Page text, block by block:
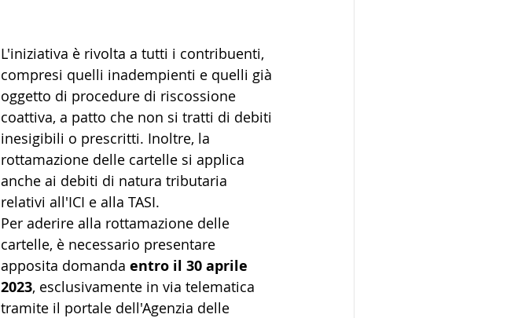
L'iniziativa è rivolta a tutti i contribuenti,
compresi quelli inadempienti e quelli già
oggetto di procedure di riscossione
coattiva, a patto che non si tratti di debiti
inesigibili o prescritti. Inoltre, la
rottamazione delle cartelle si applica
anche ai debiti di natura tributaria
relativi all'ICI e alla TASI.
Per aderire alla rottamazione delle
cartelle, è necessario presentare
apposita domanda entro il 30 aprile
2023, esclusivamente in via telematica
tramite il portale dell'Agenzia delle